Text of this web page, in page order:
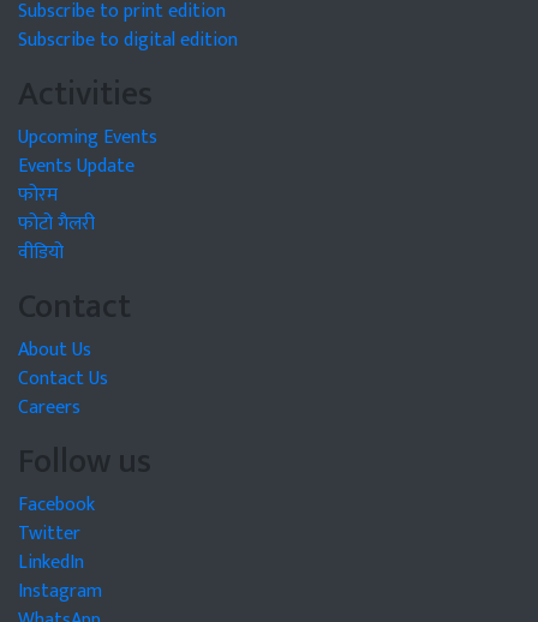
Subscribe to print edition
Subscribe to digital edition
Activities
Upcoming Events
Events Update
फोरम
फोटो गैलरी
वीडियो
Contact
About Us
Contact Us
Careers
Follow us
Facebook
Twitter
LinkedIn
Instagram